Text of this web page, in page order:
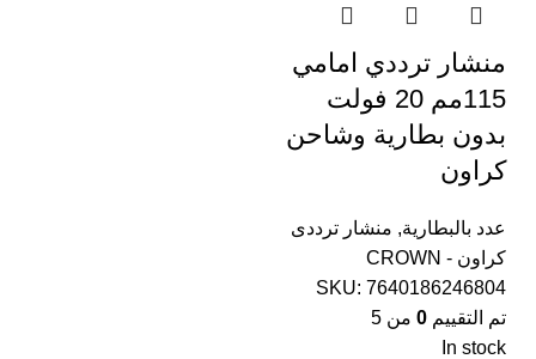
منشار ترددي امامي
115مم 20 فولت
بدون بطارية وشاحن
كراون
عدد بالبطارية, منشار ترددى
كراون - CROWN
SKU: 7640186246804
تم التقييم 0 من 5
In stock